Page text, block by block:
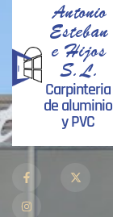
Antonio
Esteban
e Hijos
S.L.
Carpinteria
de aluminio
y PVC